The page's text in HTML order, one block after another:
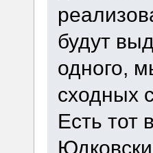
будут
одного,
сходных
Есть тот